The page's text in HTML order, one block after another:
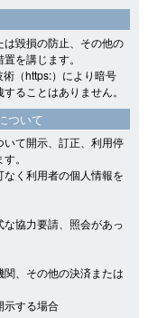
毀損の防止、その他の
を講じます。
（https:）により暗号
ることはありません。
ついて
て開示、訂正、利用停
。
く利用者の個人情報を
な協力要請、照会があっ
関、その他の決済または
示する場合